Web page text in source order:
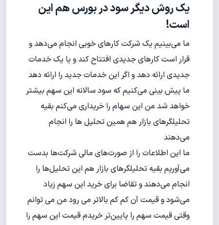
یک روش دیگر سود در بورس هم این
است!
ما می‌بینیم یک شرکت کارهای خوبی انجام می‌دهد و
قرار است کارهای جدیدی افتتاح کند و یا یک خدمات
جدیدی ارائه دهد و اگر این خدمات جدید را ارائه دهد
ما پیش بینی می‌کنیم که سود سالانه این سهم بیشتر
خواهد شد من این سهام را خریداری می‌کنم بقیه
تحلیلگرهای بازار هم همین تحلیل ها را انجام
می‌دهند
ما این اطلاعات را از صورت‌های مالی شرکت‌ها بدست
می‌آوریم بقیه تحلیلگرهای بازار هم این تحلیل‌ها را
انجام می‌دهند و تقاضا برای خرید این سهم زیاد
می‌شود و قیمت آن کم کم بالاتر می رود من می توانم
وقتی قیمت سهم را پایین‌تر خریدم قیمت این سهم را